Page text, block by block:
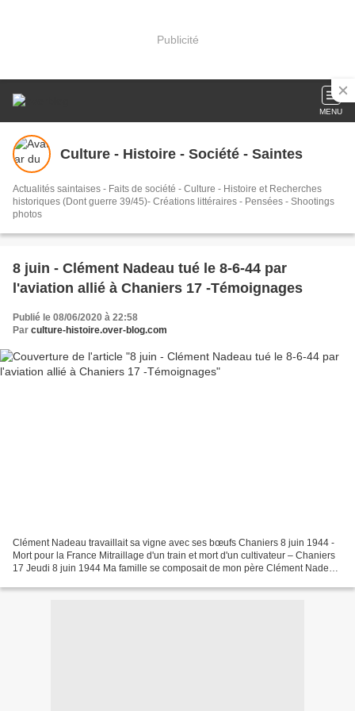
Publicité
MENU
Culture - Histoire - Société - Saintes
Actualités saintaises - Faits de société - Culture - Histoire et Recherches
historiques (Dont guerre 39/45)- Créations littéraires - Pensées - Shootings
photos
8 juin - Clément Nadeau tué le 8-6-44 par
l'aviation allié à Chaniers 17 -Témoignages
Publié le 08/06/2020 à 22:58
Par culture-histoire.over-blog.com
Clément Nadeau travaillait sa vigne avec ses bœufs Chaniers 8 juin 1944 -
Mort pour la France Mitraillage d'un train et mort d'un cultivateur – Chaniers
17 Jeudi 8 juin 1944 Ma famille se composait de mon père Clément Nadeau,